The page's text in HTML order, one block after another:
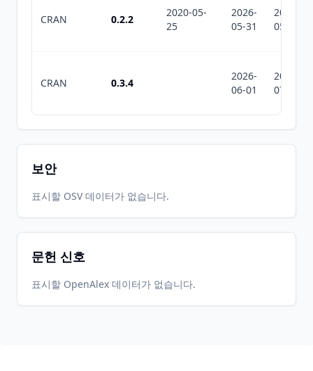
CRAN 0.2.2
2020-05-
25
2026-
05-31
2026-
05-31
CRAN 0.3.4
2026-
06-01
2026-
07-10
보안
표시할 OSV 데이터가 없습니다.
문헌 신호
표시할 OpenAlex 데이터가 없습니다.